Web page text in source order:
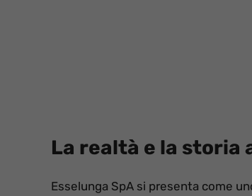
La realtà e la storia
Esselunga SpA si presenta come